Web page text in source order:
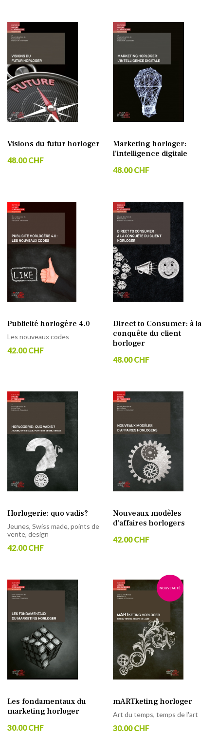
Visions du futur horloger
48.00 CHF
Marketing horloger:
l’intelligence digitale
48.00 CHF
Publicité horlogère 4.0
Les nouveaux codes
42.00 CHF
Direct to Consumer: à la
conquête du client
horloger
48.00 CHF
Horlogerie: quo vadis?
Jeunes, Swiss made, points de
vente, design
42.00 CHF
Nouveaux modèles
d’affaires horlogers
42.00 CHF
Les fondamentaux du
marketing horloger
30.00 CHF
mARTketing horloger
Art du temps, temps de l'art
30.00 CHF